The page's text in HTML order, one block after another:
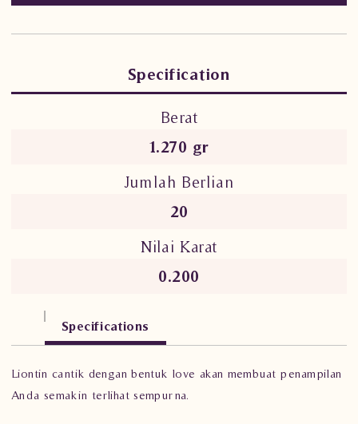
Specification
Berat
1.270 gr
Jumlah Berlian
20
Nilai Karat
0.200
Specifications
Liontin cantik dengan bentuk love akan membuat penampilan
Anda semakin terlihat sempurna.